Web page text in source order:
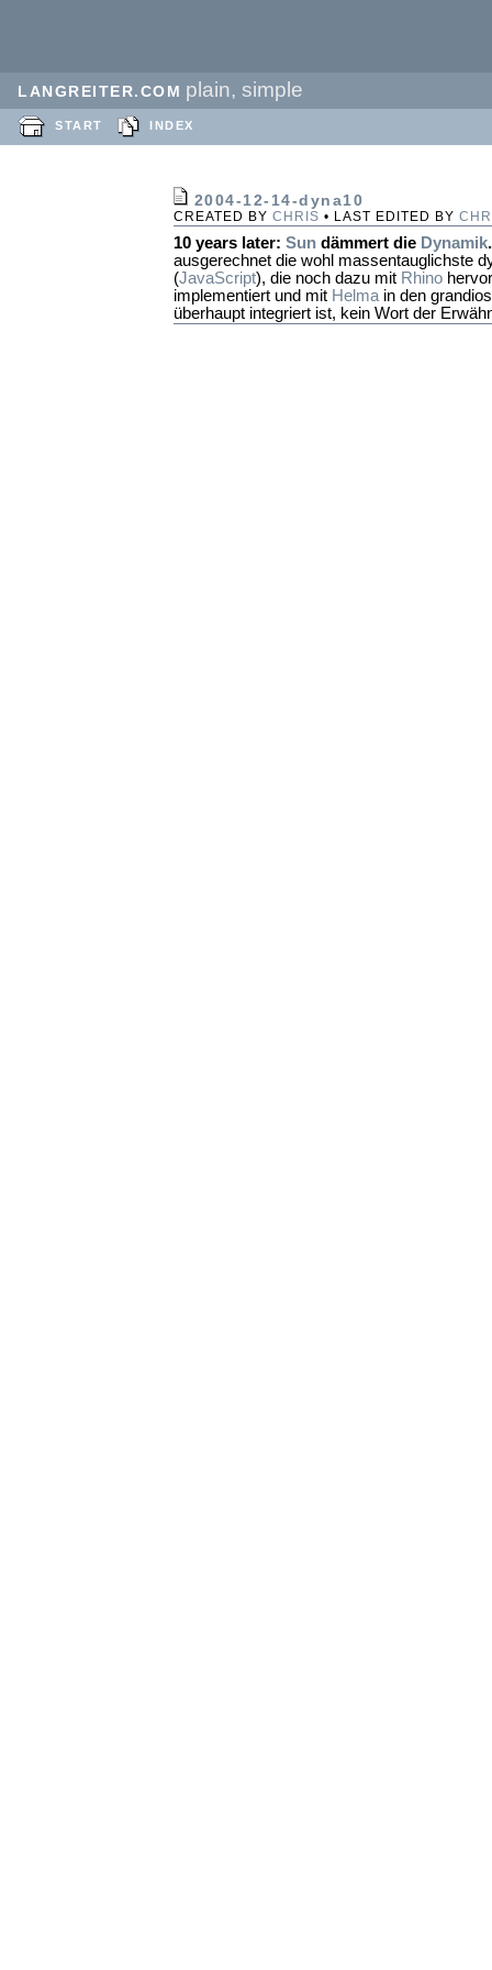
LANGREITER.COM plain, simple
START INDEX
2004-12-14-dyna10
CREATED BY CHRIS • LAST EDITED BY
10 years later: Sun dämmert die Dynamik.
ausgerechnet die wohl massentauglichste
(JavaScript), die noch dazu mit Rhino
implementiert und mit Helma in den
überhaupt integriert ist, kein Wort der